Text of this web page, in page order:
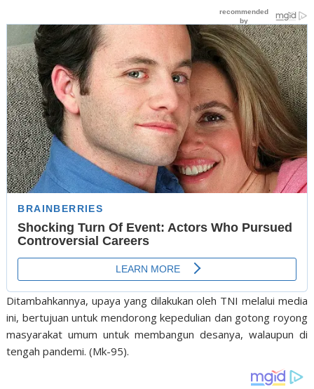
Ditambahkannya, upaya yang dilakukan oleh TNI melalui media
ini, bertujuan untuk mendorong kepedulian dan gotong royong
masyarakat umum untuk membangun desanya, walaupun di
tengah pandemi. (Mk-95).